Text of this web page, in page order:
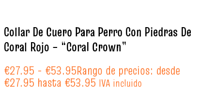
Collar De Cuero Para Perro Con Piedras De
Coral Rojo – “Coral Crown”
€27.95 - €53.95Rango de precios: desde
€27.95 hasta €53.95 IVA incluido